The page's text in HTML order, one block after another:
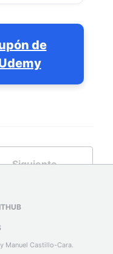
de
Siguiente
Manuel Castillo-Cara.